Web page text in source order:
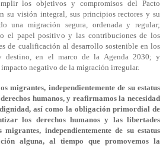
los objetivos y compromisos del Pacto
su visión integral, sus principios rectores y su
una migración segura, ordenada y regular;
el papel positivo y las contribuciones de los
de cualificación al desarrollo sostenible en los
destino, en el marco de la Agenda 2030; y
negativo de la migración irregular.
migrantes, independientemente de su estatus
humanos, y reafirmamos la necesidad
así como la obligación primordial de
los derechos humanos y las libertades
independientemente de su estatus
alguna, al tiempo que promovemos la